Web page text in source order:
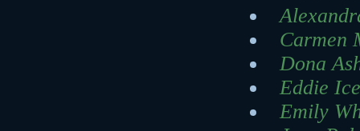
Carmen
Dona
Eddie
Emily